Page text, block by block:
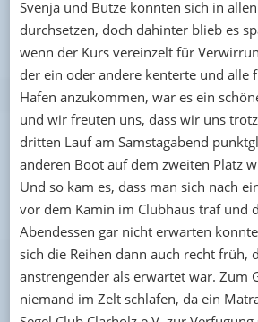
Svenja und Butze konnten sich in
durchsetzen, doch dahinter blieb es
wenn der Kurs vereinzelt für
der ein oder andere kenterte und alle
Hafen anzukommen, war es ein
und wir freuten uns, dass wir uns
dritten Lauf am Samstagabend
anderen Boot auf dem zweiten Platz
Und so kam es, dass man sich nach
vor dem Kamin im Clubhaus traf und
Abendessen gar nicht erwarten
sich die Reihen dann auch recht früh,
anstrengender als erwartet war. Zum
niemand im Zelt schlafen, da ein